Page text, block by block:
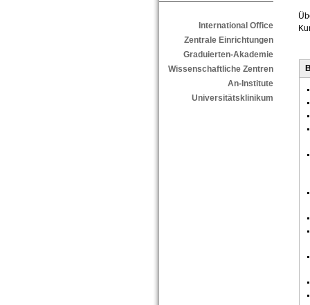
International Office
Zentrale Einrichtungen
Graduierten-Akademie
Wissenschaftliche Zentren
An-Institute
Universitätsklinikum